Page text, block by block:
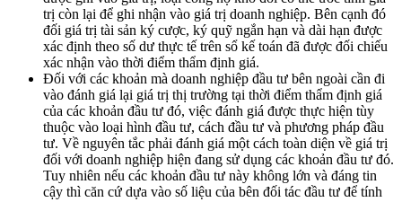
trị còn lại để ghi nhận vào giá trị doanh nghiệp. Bên cạnh đó
đối giá trị tài sản ký cược, ký quỹ ngắn hạn và dài hạn được
xác định theo số dư thực tế trên sổ kế toán đã được đối chiếu
xác nhận vào thời điểm thẩm định giá.
Đối với các khoản mà doanh nghiệp đầu tư bên ngoài cần đi
vào đánh giá lại giá trị thị trường tại thời điểm thẩm định giá
của các khoản đầu tư đó, việc đánh giá được thực hiện tùy
thuộc vào loại hình đầu tư, cách đầu tư và phương pháp đầu
tư. Về nguyên tắc phải đánh giá một cách toàn diện về giá trị
đối với doanh nghiệp hiện đang sử dụng các khoản đầu tư đó.
Tuy nhiên nếu các khoản đầu tư này không lớn và đáng tin
cậy thì căn cứ dựa vào số liệu của bên đối tác đầu tư để tính